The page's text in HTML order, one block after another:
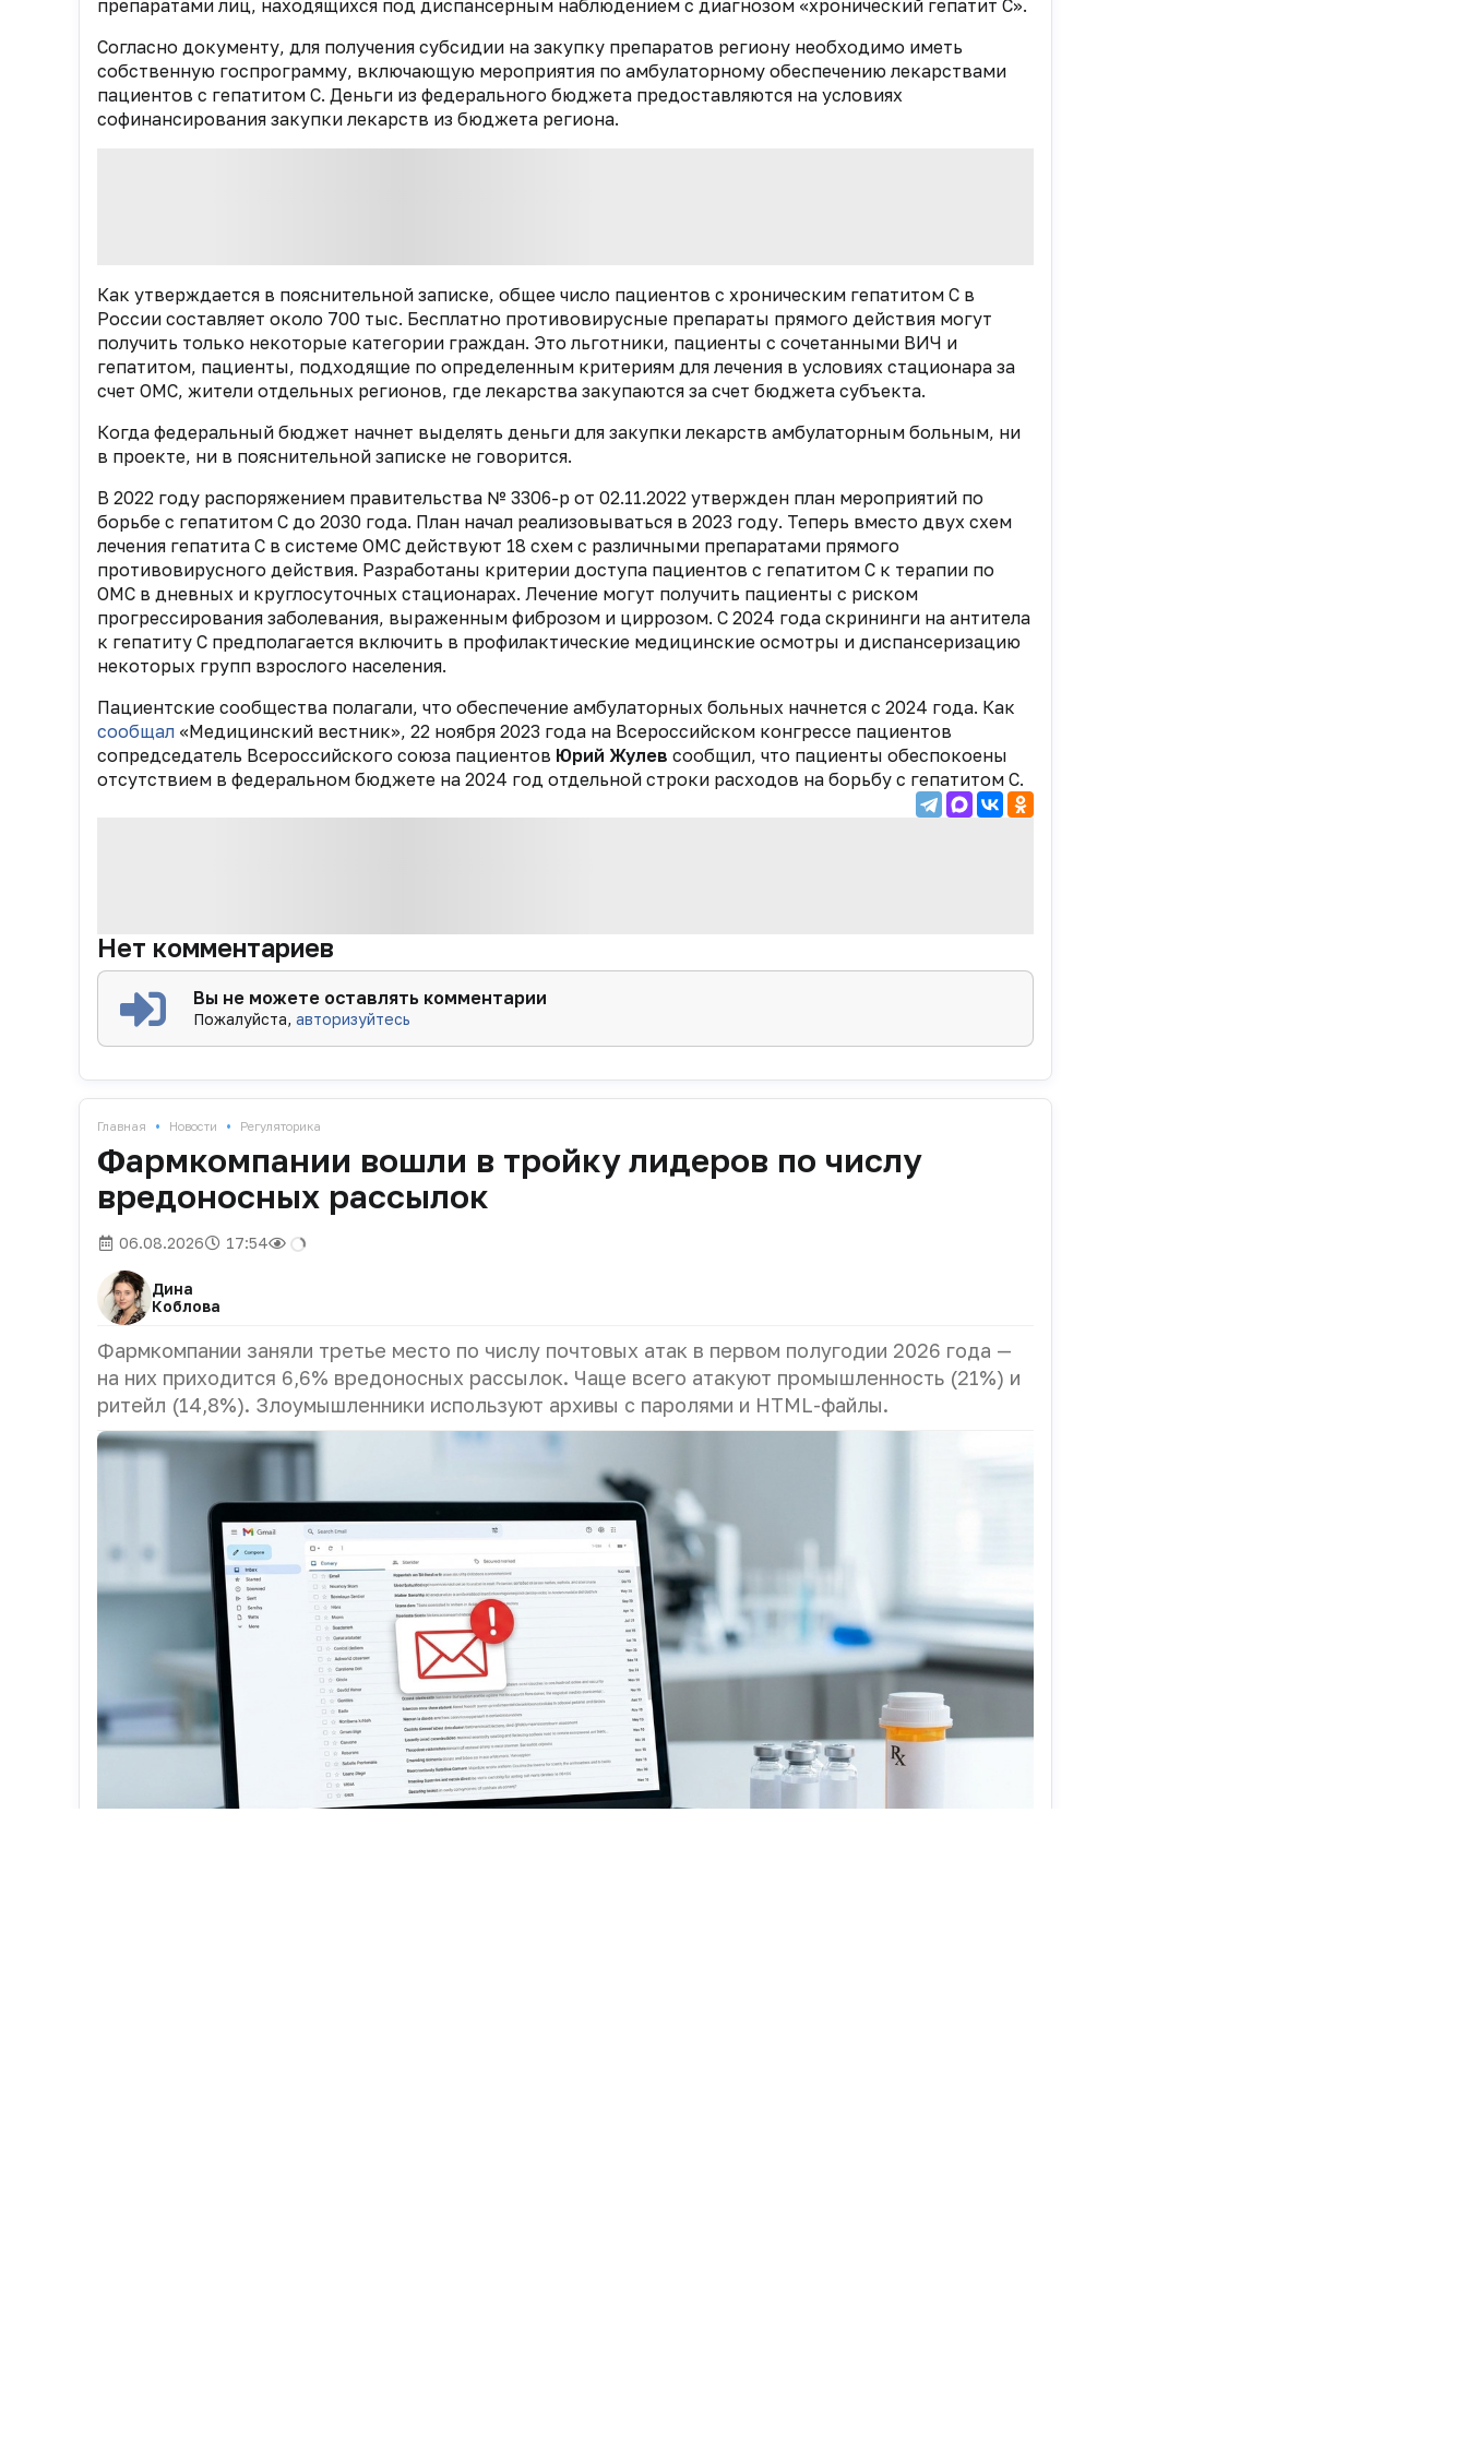
препаратами лиц, находящихся под диспансерным наблюдением с диагнозом «хронический гепатит С».
Согласно документу, для получения субсидии на закупку препаратов региону необходимо иметь
собственную госпрограмму, включающую мероприятия по амбулаторному обеспечению лекарствами
пациентов с гепатитом С. Деньги из федерального бюджета предоставляются на условиях
софинансирования закупки лекарств из бюджета региона.
Как утверждается в пояснительной записке, общее число пациентов с хроническим гепатитом С в
России составляет около 700 тыс. Бесплатно противовирусные препараты прямого действия могут
получить только некоторые категории граждан. Это льготники, пациенты с сочетанными ВИЧ и
гепатитом, пациенты, подходящие по определенным критериям для лечения в условиях стационара за
счет ОМС, жители отдельных регионов, где лекарства закупаются за счет бюджета субъекта.
Когда федеральный бюджет начнет выделять деньги для закупки лекарств амбулаторным больным, ни
в проекте, ни в пояснительной записке не говорится.
В 2022 году распоряжением правительства № 3306-р от 02.11.2022 утвержден план мероприятий по
борьбе с гепатитом С до 2030 года. План начал реализовываться в 2023 году. Теперь вместо двух схем
лечения гепатита С в системе ОМС действуют 18 схем с различными препаратами прямого
противовирусного действия. Разработаны критерии доступа пациентов с гепатитом C к терапии по
ОМС в дневных и круглосуточных стационарах. Лечение могут получить пациенты с риском
прогрессирования заболевания, выраженным фиброзом и циррозом. С 2024 года скрининги на антитела
к гепатиту C предполагается включить в профилактические медицинские осмотры и диспансеризацию
некоторых групп взрослого населения.
Пациентские сообщества полагали, что обеспечение амбулаторных больных начнется с 2024 года. Как
сообщал «Медицинский вестник», 22 ноября 2023 года на Всероссийском конгрессе пациентов
сопредседатель Всероссийского союза пациентов Юрий Жулев сообщил, что пациенты обеспокоены
отсутствием в федеральном бюджете на 2024 год отдельной строки расходов на борьбу с гепатитом С.
Нет комментариев
Вы не можете оставлять комментарии
Пожалуйста,авторизуйтесь
Главная • Новости • Регуляторика
Фармкомпании вошли в тройку лидеров по числу
вредоносных рассылок
06.08.2026 17:54
Дина
Коблова
Фармкомпании заняли третье место по числу почтовых атак в первом полугодии 2026 года —
на них приходится 6,6% вредоносных рассылок. Чаще всего атакуют промышленность (21%) и
ритейл (14,8%). Злоумышленники используют архивы с паролями и HTML-файлы.